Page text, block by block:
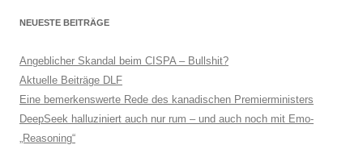
NEUESTE BEITRÄGE
Angeblicher Skandal beim CISPA – Bullshit?
Aktuelle Beiträge DLF
Eine bemerkenswerte Rede des kanadischen Premierministers
DeepSeek halluziniert auch nur rum – und auch noch mit Emo-
„Reasoning“